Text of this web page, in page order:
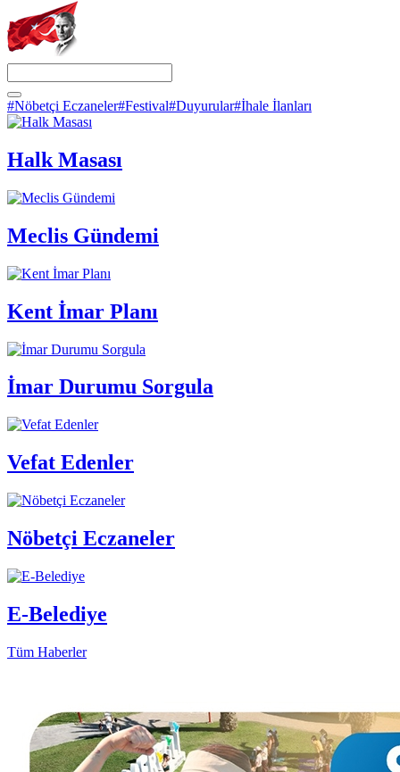
#Nöbetçi Eczaneler#Festival#Duyurular#İhale İlanları
Halk Masası
Meclis Gündemi
Kent İmar Planı
İmar Durumu Sorgula
Vefat Edenler
Nöbetçi Eczaneler
E-Belediye
Tüm Haberler